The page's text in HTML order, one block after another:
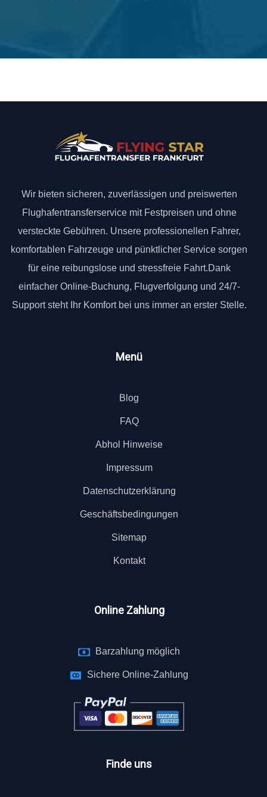
Wir bieten sicheren, zuverlässigen und preiswerten
Flughafentransferservice mit Festpreisen und ohne
versteckte Gebühren. Unsere professionellen Fahrer,
komfortablen Fahrzeuge und pünktlicher Service sorgen
für eine reibungslose und stressfreie Fahrt.Dank
einfacher Online-Buchung, Flugverfolgung und 24/7-
Support steht Ihr Komfort bei uns immer an erster Stelle.
Menü
Blog
FAQ
Abhol Hinweise
Impressum
Datenschutzerklärung
Geschäftsbedingungen
Sitemap
Kontakt
Online Zahlung
Barzahlung möglich
Sichere Online-Zahlung
Finde uns